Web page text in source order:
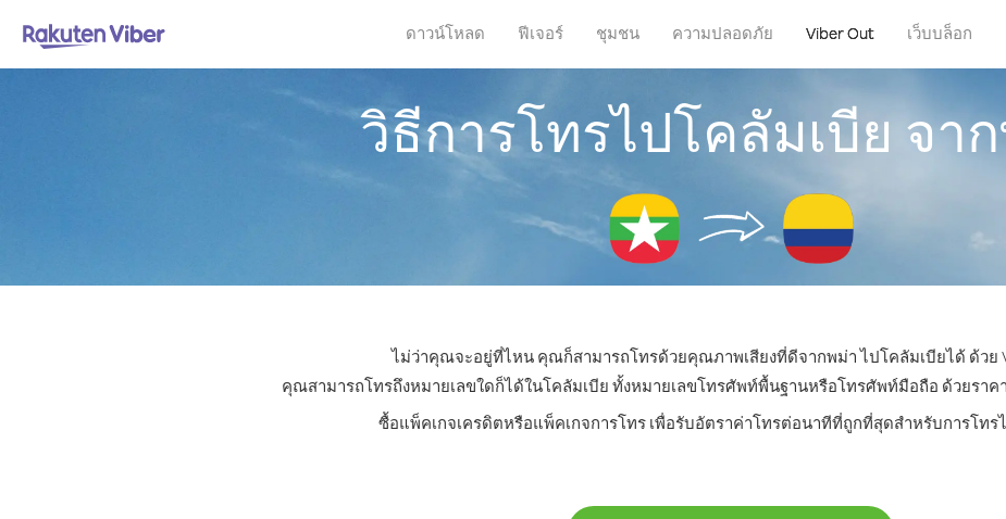
ดาวน์โหลด ฟีเจอร์ ชุมชน ความปลอดภัย Viber Out เว็บบล็อก
วิธีการโทรไปโคลัมเบีย จา
ไม่ว่าคุณจะอยู่ที่ไหน คุณก็สามารถโทรด้วยคุณภาพเสียงที่ดีจากพม่า ไปโคลัมเบียได้ ด้วย
คุณสามารถโทรถึงหมายเลขใดก็ได้ในโคลัมเบีย ทั้งหมายเลขโทรศัพท์พื้นฐานหรือโทรศัพท์มือถือ ด้วยราค
ซื้อแพ็คเกจเครดิตหรือแพ็คเกจการโทร เพื่อรับอัตราค่าโทรต่อนาทีที่ถูกที่สุดสำหรับการโทร